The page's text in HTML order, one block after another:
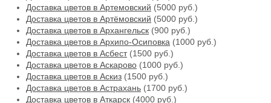
Доставка цветов в Артемовский (5000 руб.)
Доставка цветов в Артёмовский (5000 руб.)
Доставка цветов в Архангельск (900 руб.)
Доставка цветов в Архипо-Осиповка (1000 руб.)
Доставка цветов в Асбест(1500 руб.)
Доставка цветов в Аскарово (1000 руб.)
Доставка цветов в Аскиз (1500 руб.)
Доставка цветов в Астрахань (1700 руб.)
Доставка цветов в Аткарск (4000 руб.)